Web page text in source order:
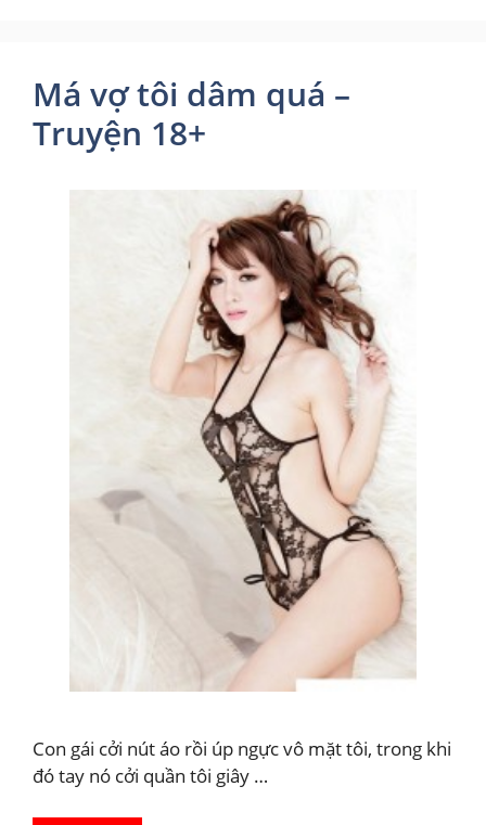
Má vợ tôi dâm quá –
Truyện 18+
Con gái cởi nút áo rồi úp ngực vô mặt tôi, trong khi
đó tay nó cởi quần tôi giây …